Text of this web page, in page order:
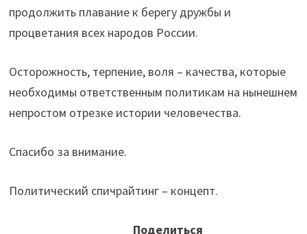
продолжить плавание к берегу дружбы и
процветания всех народов России.
Осторожность, терпение, воля – качества, которые
необходимы ответственным политикам на нынешнем
непростом отрезке истории человечества.
Спасибо за внимание.
Политический спичрайтинг – концепт.
Поделиться